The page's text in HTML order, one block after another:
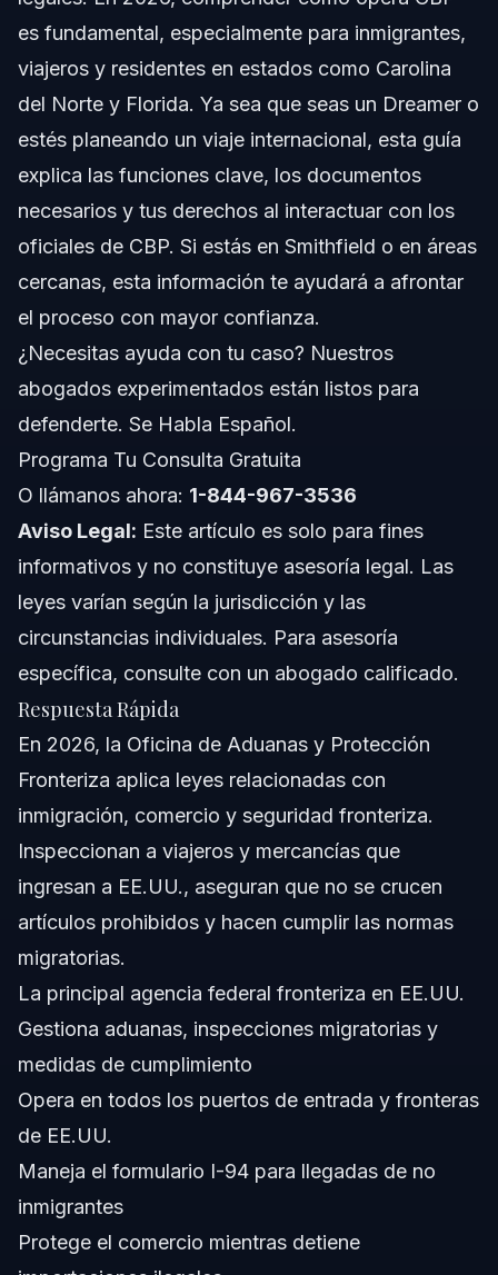
Cronograma: Qué Esperar con CBP en 2026
Costos y Tarifas: Factores que Afectan el Costo
del Trámite con CBP
Errores Comunes y Cómo Evitarlos
Notas para Carolina del Norte, Florida y a Nivel
Notas sobre Carolina del Norte
Notas sobre Florida
Cuándo Llamar a un Abogado Inmediatamente
Acerca de Vasquez Law Firm
Confianza y Experiencia del Abogado
Preguntas Frecuentes
¿Qué hace la Oficina de Aduanas y Protección
¿La Oficina de Aduanas y Protección Fronteriza es lo
mismo que ICE?
¿Qué es el formulario I-94 de la Oficina de Aduanas y
¿Cómo encuentro el número telefónico de la Oficina de
¿Cuánto ganan los oficiales de Aduanas y Protección
electrónicos?
Fuentes y Referencias
es fundamental, especialmente para inmigrantes,
viajeros y residentes en estados como Carolina
del Norte y Florida. Ya sea que seas un Dreamer o
estés planeando un viaje internacional, esta guía
explica las funciones clave, los documentos
necesarios y tus derechos al interactuar con los
oficiales de CBP. Si estás en Smithfield o en áreas
cercanas, esta información te ayudará a afrontar
el proceso con mayor confianza.
¿Necesitas ayuda con tu caso? Nuestros
abogados experimentados están listos para
defenderte. Se Habla Español.
Programa Tu Consulta Gratuita
O llámanos ahora: 1-844-967-3536
Aviso Legal: Este artículo es solo para fines
informativos y no constituye asesoría legal. Las
leyes varían según la jurisdicción y las
circunstancias individuales. Para asesoría
específica, consulte con un abogado calificado.
Respuesta Rápida
En 2026, la Oficina de Aduanas y Protección
Fronteriza aplica leyes relacionadas con
inmigración, comercio y seguridad fronteriza.
Inspeccionan a viajeros y mercancías que
ingresan a EE.UU., aseguran que no se crucen
artículos prohibidos y hacen cumplir las normas
migratorias.
La principal agencia federal fronteriza en EE.UU.
Gestiona aduanas, inspecciones migratorias y
medidas de cumplimiento
Opera en todos los puertos de entrada y fronteras
de EE.UU.
Maneja el formulario I-94 para llegadas de no
inmigrantes
Protege el comercio mientras detiene